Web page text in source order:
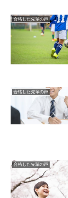
合格した先輩の声
合格した先輩の声
合格した先輩の声